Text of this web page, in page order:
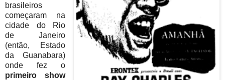
brasileiros
começaram na
cidade do Rio
de Janeiro
(então, Estado
da Guanabara)
onde fez o
primeiro show